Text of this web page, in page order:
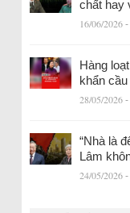
chất hay
16/06/2026 -
Hàng
khẩn
28/05/2026 -
“Nhà là
Lâm
24/05/2026 -